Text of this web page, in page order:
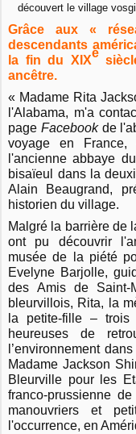
découvert le village
Grâce aux «
descendants
la fin du XIXe
ancêtre.
« Madame Rita
l'Alabama, m'a
page Facebookde
voyage en
l'ancienne abbaye
bisaïeul dans la
Alain Beaugrand,
historien du village.
Malgré la barrière de
ont pu découvrir
musée de la piété
Evelyne Barjolle,
des Amis de Saint-
bleurvillois, Rita, la
la petite-fille –
heureuses de
l’environnement
Madame Jackson
Bleurville pour les
franco-prussienne
manouvriers et
l'occurrence, en